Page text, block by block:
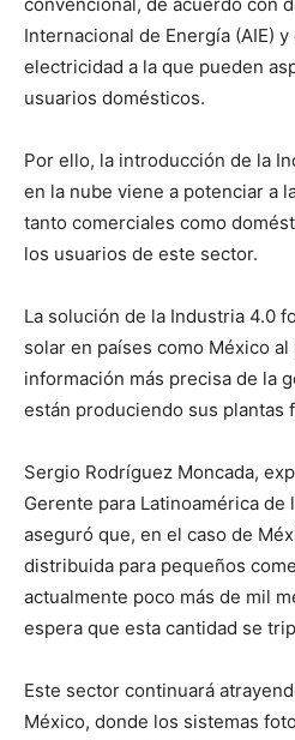
Internacional de Energía (AIE)
electricidad a la que pueden
usuarios domésticos.
Por ello, la introducción de la
en la nube viene a potenciar a
tanto comerciales como
los usuarios de este sector.
La solución de la Industria 4.0
solar en países como México
información más precisa de la
están produciendo sus plantas
Sergio Rodríguez Moncada,
Gerente para Latinoamérica de
aseguró que, en el caso de
distribuida para pequeños
actualmente poco más de mil
espera que esta cantidad se
Este sector continuará
México, donde los sistemas